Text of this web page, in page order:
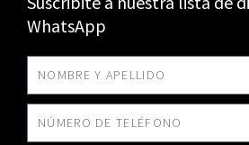
WhatsApp